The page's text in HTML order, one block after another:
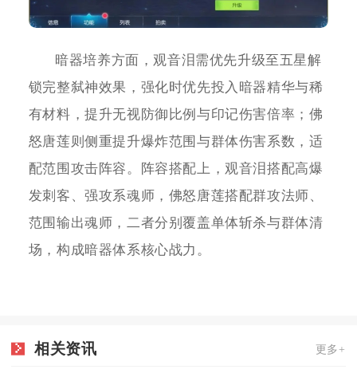
暗器培养方面，观音泪需优先升级至五星解
锁完整弑神效果，强化时优先投入暗器精华与稀
有材料，提升无视防御比例与印记伤害倍率；佛
怒唐莲则侧重提升爆炸范围与群体伤害系数，适
配范围攻击阵容。阵容搭配上，观音泪搭配高爆
发刺客、强攻系魂师，佛怒唐莲搭配群攻法师、
范围输出魂师，二者分别覆盖单体斩杀与群体清
场，构成暗器体系核心战力。
相关资讯 更多+